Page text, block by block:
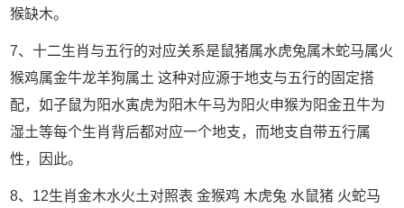
猴缺木。
7、十二生肖与五行的对应关系是鼠猪属水虎兔属木蛇马属火
猴鸡属金牛龙羊狗属土 这种对应源于地支与五行的固定搭
配，如子鼠为阳水寅虎为阳木午马为阳火申猴为阳金丑牛为
湿土等每个生肖背后都对应一个地支，而地支自带五行属
性，因此。
8、12生肖金木水火土对照表 金猴鸡 木虎兔 水鼠猪 火蛇马